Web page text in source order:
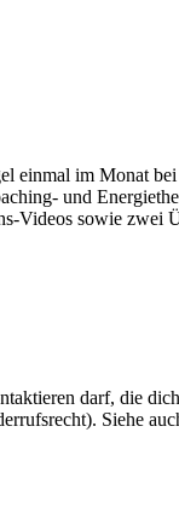
im Monat
und
Videos sowie zwei
darf, die
Siehe